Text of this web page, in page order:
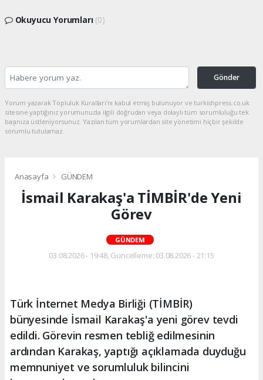
Okuyucu Yorumları (0)
Gönder
Yorum yazarak Topluluk Kuralları’nı kabul etmiş bulunuyor ve turkishpress.co.uk
sitesine yaptığınız yorumunuzla ilgili doğrudan veya dolaylı tüm sorumluluğu tek
başınıza üstleniyorsunuz. Yazılan tüm yorumlardan site yönetimi hiçbir şekilde
sorumlu tutulamaz.
Anasayfa GÜNDEM
İsmail Karakaş'a TİMBİR'de Yeni
Görev
GÜNDEM
03.08.2026 - 19:48, Güncelleme: 03.08.2026 - 21:15
Türk İnternet Medya Birliği (TİMBİR)
bünyesinde İsmail Karakaş'a yeni görev tevdi
edildi. Görevin resmen tebliğ edilmesinin
ardından Karakaş, yaptığı açıklamada duyduğu
memnuniyet ve sorumluluk bilincini